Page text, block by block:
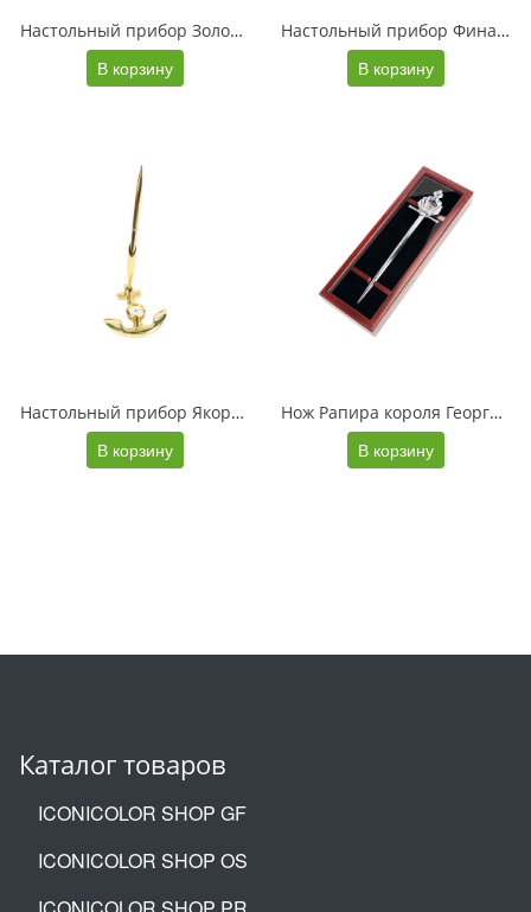
Настольный прибор Золотой слиток, золотистый (Р)
В корзину
Настольный прибор Финансовый директор, коричневый/золотистый (Р)
В корзину
Настольный прибор Якорь, золотистый
В корзину
Нож Рапира короля Георга V, серебристый
В корзину
Каталог товаров
ICONICOLOR SHOP GF
ICONICOLOR SHOP OS